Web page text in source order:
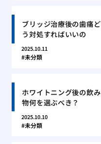
ブリッジ治療後の歯痛ど
う対処すればいいの
2025.10.11
未分類
ホワイトニング後の飲み
物何を選ぶべき？
2025.10.10
未分類